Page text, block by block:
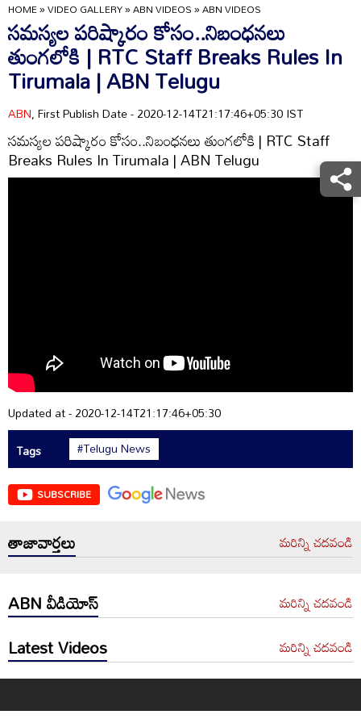
HOME»VIDEO GALLERY»ABN VIDEOS»ABN VIDEOS
సమస్యల పరిష్కారం కోసం..నిబంధనలు
తుంగలోకి | RTC Staff Breaks Rules In
Tirumala | ABN Telugu
ABN, First Publish Date - 2020-12-14T21:17:46+05:30 IST
సమస్యల పరిష్కారం కోసం..నిబంధనలు తుంగలోకి | RTC Staff
Breaks Rules In Tirumala | ABN Telugu
Updated at - 2020-12-14T21:17:46+05:30
Tags
#Telugu News
SUBSCRIBE
తాజావార్తలు మరిన్ని చదవండి
ABN వీడియోస్ మరిన్ని చదవండి
Latest Videos మరిన్ని చదవండి